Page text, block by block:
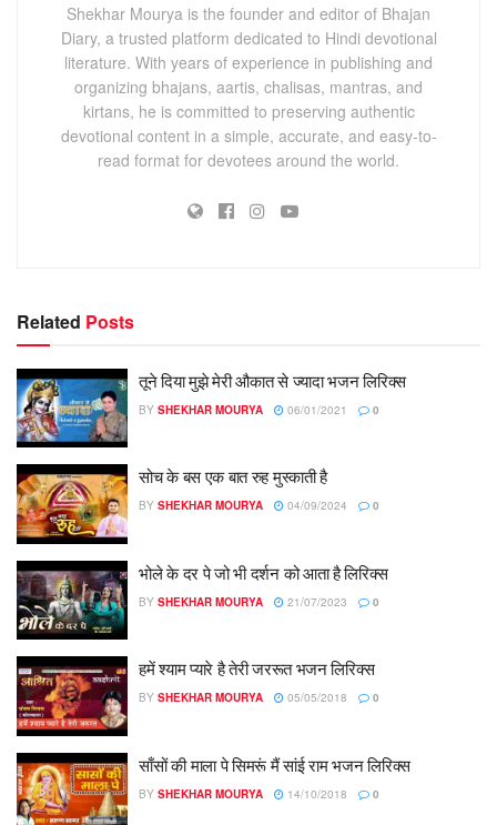
Shekhar Mourya is the founder and editor of Bhajan
Diary, a trusted platform dedicated to Hindi devotional
literature. With years of experience in publishing and
organizing bhajans, aartis, chalisas, mantras, and
kirtans, he is committed to preserving authentic
devotional content in a simple, accurate, and easy-to-
read format for devotees around the world.
Related Posts
तूने दिया मुझे मेरी औकात से ज्यादा भजन लिरिक्स
BY SHEKHAR MOURYA 06/01/2021 0
सोच के बस एक बात रुह मुस्काती है
BY SHEKHAR MOURYA 04/09/2024 0
भोले के दर पे जो भी दर्शन को आता है लिरिक्स
BY SHEKHAR MOURYA 21/07/2023 0
हमें श्याम प्यारे है तेरी जररूत भजन लिरिक्स
BY SHEKHAR MOURYA 05/05/2018 0
​साँसों की माला पे सिमरूं मैं सांई राम भजन लिरिक्स
BY SHEKHAR MOURYA 14/10/2018 0